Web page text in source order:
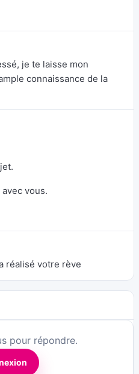
je te laisse mon
connaissance de la
avec vous.
réalisé votre rève
pour répondre.